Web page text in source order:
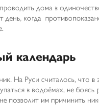
дома в
день, когда
календарь
На Руси считалось, что в
в водоёмах, не боясь
позволит им причинить